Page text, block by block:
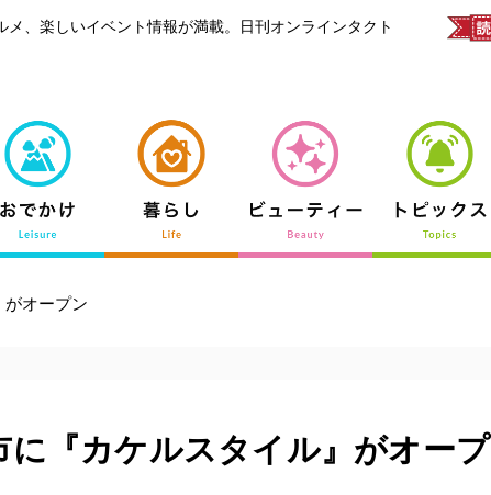
、楽しいイベント情報が満載。日刊オンラインタクト
がオープン
に『カケルスタイル』がオープ